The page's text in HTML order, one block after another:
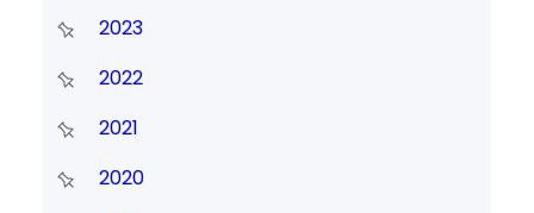
2023
2022
2021
2020